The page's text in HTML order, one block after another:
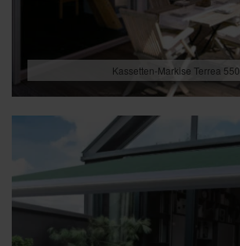
Kassetten-Markise Terrea 550